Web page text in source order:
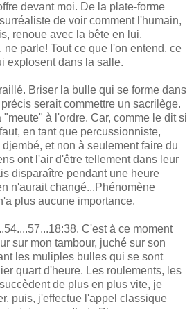
devant moi. De la plate-forme
de voir comment l'humain,
renoue avec la bête en lui.
ne parle! Tout ce que l'on entend, ce
explosent dans la salle.
Briser la bulle qui se forme dans
serait commettre un sacrilège.
"meute" à l'ordre. Car, comme le dit si
en tant que percussionniste,
et non à seulement faire du
ont l'air d'être tellement dans leur
disparaître pendant une heure
n'aurait changé...Phénomène
plus aucune importance.
C'est à ce moment
sur mon tambour, juché sur son
les muliples bulles qui se sont
quart d'heure. Les roulements, les
de plus en plus vite, je
puis, j'effectue l'appel classique